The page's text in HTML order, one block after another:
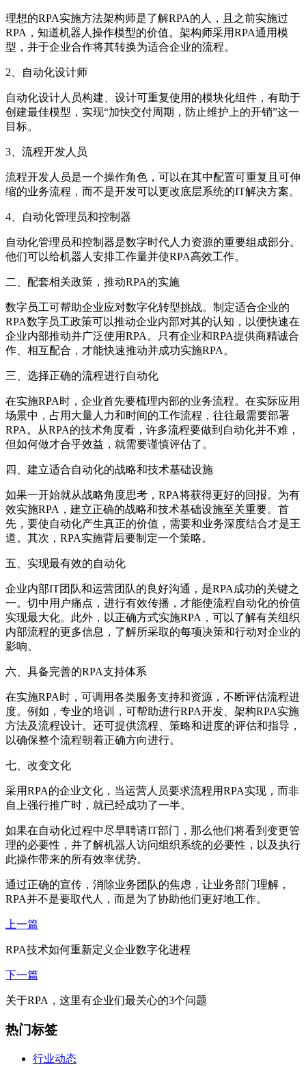
理想的RPA实施方法架构师是了解RPA的人，且之前实施过
RPA，知道机器人操作模型的价值。架构师采用RPA通用模
型，并于企业合作将其转换为适合企业的流程。
2、自动化设计师
自动化设计人员构建、设计可重复使用的模块化组件，有助于
创建最佳模型，实现“加快交付周期，防止维护上的开销”这一
目标。
3、流程开发人员
流程开发人员是一个操作角色，可以在其中配置可重复且可伸
缩的业务流程，而不是开发可以更改底层系统的IT解决方案。
4、自动化管理员和控制器
自动化管理员和控制器是数字时代人力资源的重要组成部分。
他们可以给机器人安排工作量并使RPA高效工作。
二、配套相关政策，推动RPA的实施
数字员工可帮助企业应对数字化转型挑战。制定适合企业的
RPA数字员工政策可以推动企业内部对其的认知，以便快速在
企业内部推动并广泛使用RPA。只有企业和RPA提供商精诚合
作、相互配合，才能快速推动并成功实施RPA。
三、选择正确的流程进行自动化
在实施RPA时，企业首先要梳理内部的业务流程。在实际应用
场景中，占用大量人力和时间的工作流程，往往最需要部署
RPA。从RPA的技术角度看，许多流程要做到自动化并不难，
但如何做才合乎效益，就需要谨慎评估了。
四、建立适合自动化的战略和技术基础设施
如果一开始就从战略角度思考，RPA将获得更好的回报。为有
效实施RPA，建立正确的战略和技术基础设施至关重要。首
先，要使自动化产生真正的价值，需要和业务深度结合才是王
道。其次，RPA实施背后要制定一个策略。
五、实现最有效的自动化
企业内部IT团队和运营团队的良好沟通，是RPA成功的关键之
一。切中用户痛点，进行有效传播，才能使流程自动化的价值
实现最大化。此外，以正确方式实施RPA，可以了解有关组织
内部流程的更多信息，了解所采取的每项决策和行动对企业的
影响。
六、具备完善的RPA支持体系
在实施RPA时，可调用各类服务支持和资源，不断评估流程进
度。例如，专业的培训，可帮助进行RPA开发、架构RPA实施
方法及流程设计。还可提供流程、策略和进度的评估和指导，
以确保整个流程朝着正确方向进行。
七、改变文化
采用RPA的企业文化，当运营人员要求流程用RPA实现，而非
自上强行推广时，就已经成功了一半。
如果在自动化过程中尽早聘请IT部门，那么他们将看到变更管
理的必要性，并了解机器人访问组织系统的必要性，以及执行
此操作带来的所有效率优势。
通过正确的宣传，消除业务团队的焦虑，让业务部门理解，
RPA并不是要取代人，而是为了协助他们更好地工作。
上一篇
RPA技术如何重新定义企业数字化进程
下一篇
关于RPA，这里有企业们最关心的3个问题
热门标签
行业动态